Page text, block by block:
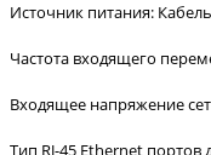
Источник питания:
Частота входящего
Входящее напряжение
Тип RJ-45 Ethernet